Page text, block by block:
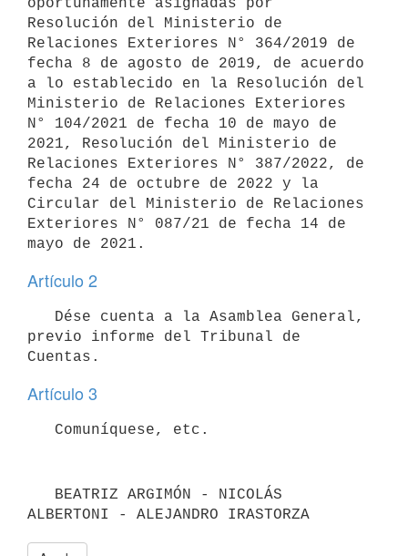
Resolución del Ministerio de
Relaciones Exteriores N° 364/2019 de
fecha 8 de agosto de 2019, de acuerdo
a lo establecido en la Resolución del
Ministerio de Relaciones Exteriores
N° 104/2021 de fecha 10 de mayo de
2021, Resolución del Ministerio de
Relaciones Exteriores N° 387/2022, de
fecha 24 de octubre de 2022 y la
Circular del Ministerio de Relaciones
Exteriores N° 087/21 de fecha 14 de
Artículo 2
previo informe del Tribunal de
Artículo 3
ALBERTONI - ALEJANDRO IRASTORZA